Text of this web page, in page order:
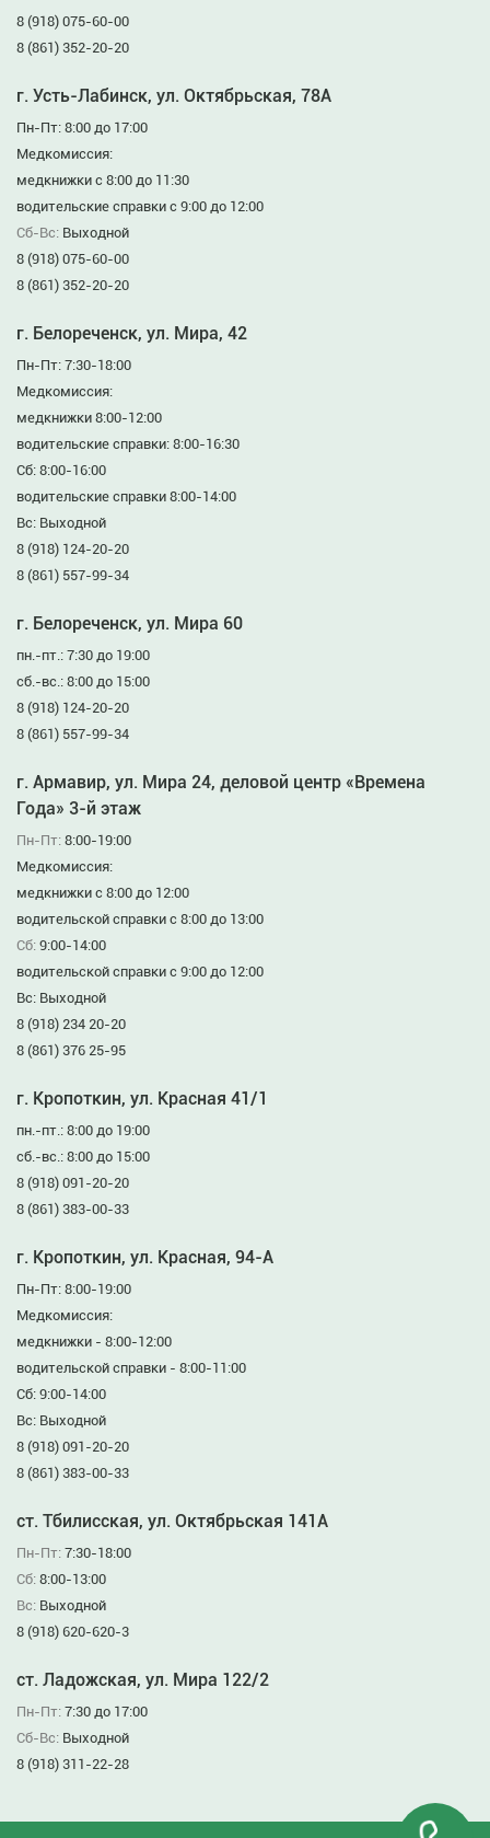
8 (918) 075-60-00
8 (861) 352-20-20
г. Усть-Лабинск, ул. Октябрьская, 78А
Пн-Пт: 8:00 до 17:00
Медкомиссия:
медкнижки с 8:00 до 11:30
водительские справки с 9:00 до 12:00
Сб-Вс: Выходной
8 (918) 075-60-00
8 (861) 352-20-20
г. Белореченск, ул. Мира, 42
Пн-Пт: 7:30-18:00
Медкомиссия:
медкнижки 8:00-12:00
водительские справки: 8:00-16:30
Сб: 8:00-16:00
водительские справки 8:00-14:00
Вс: Выходной
8 (918) 124-20-20
8 (861) 557-99-34
г. Белореченск, ул. Мира 60
пн.-пт.: 7:30 до 19:00
сб.-вс.: 8:00 до 15:00
8 (918) 124-20-20
8 (861) 557-99-34
г. Армавир, ул. Мира 24, деловой центр «Времена
Года» 3-й этаж
Пн-Пт: 8:00-19:00
Медкомиссия:
медкнижки с 8:00 до 12:00
водительской справки с 8:00 до 13:00
Сб: 9:00-14:00
водительской справки с 9:00 до 12:00
Вс: Выходной
8 (918) 234 20-20
8 (861) 376 25-95
г. Кропоткин, ул. Красная 41/1
пн.-пт.: 8:00 до 19:00
сб.-вс.: 8:00 до 15:00
8 (918) 091-20-20
8 (861) 383-00-33
г. Кропоткин, ул. Красная, 94-А
Пн-Пт: 8:00-19:00
Медкомиссия:
медкнижки - 8:00-12:00
водительской справки - 8:00-11:00
Сб: 9:00-14:00
Вс: Выходной
8 (918) 091-20-20
8 (861) 383-00-33
ст. Тбилисская, ул. Октябрьская 141А
Пн-Пт: 7:30-18:00
Сб: 8:00-13:00
Вс: Выходной
8 (918) 620-620-3
ст. Ладожская, ул. Мира 122/2
Пн-Пт: 7:30 до 17:00
Сб-Вс: Выходной
8 (918) 311-22-28